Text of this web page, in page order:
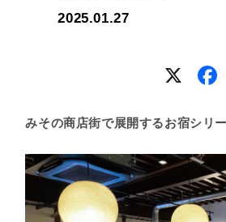
2025.01.27
みその商店街で展開するお宿シリ